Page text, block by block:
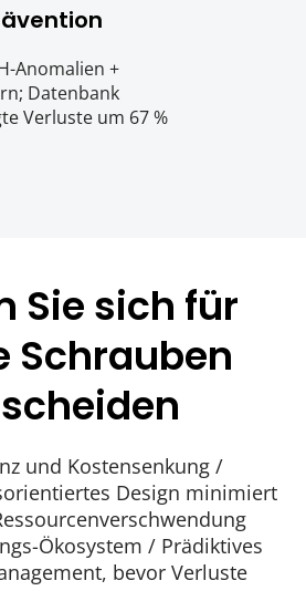
Anomalien +
Datenbank
Verluste um 67 %
Sie sich für
Schrauben
und Kostensenkung /
Design minimiert
Ökosystem​​ / Prädiktives
bevor Verluste